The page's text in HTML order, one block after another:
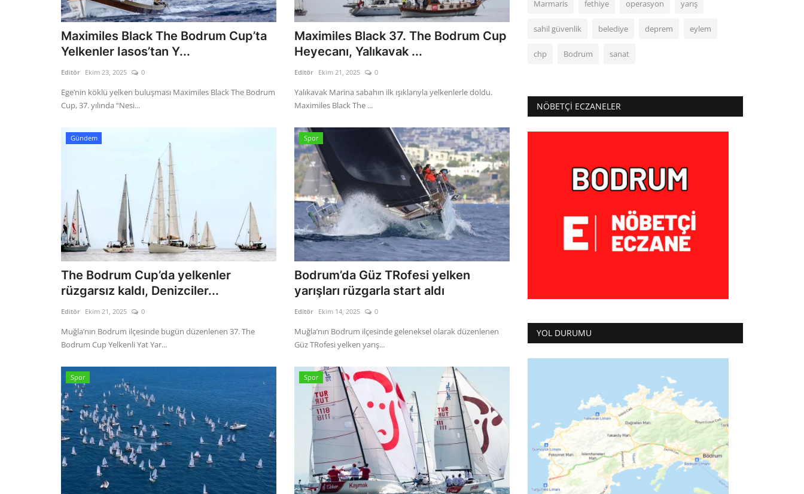
Maximiles Black The Bodrum Cup’ta
Yelkenler Iasos’tan Y...
Editör Ekim 23, 2025 0
Ege’nin köklü yelken buluşması Maximiles Black The Bodrum
Cup, 37. yılında “Nesi...
Maximiles Black 37. The Bodrum Cup
Heyecanı, Yalıkavak ...
Editör Ekim 21, 2025 0
Yalıkavak Marina sabahın ilk ışıklarıyla yelkenlerle doldu.
Maximiles Black The ...
Gündem
The Bodrum Cup’da yelkenler
rüzgarsız kaldı, Denizciler...
Editör Ekim 21, 2025 0
Muğla’nın Bodrum ilçesinde bugün düzenlenen 37. The
Bodrum Cup Yelkenli Yat Yar...
Spor
Bodrum’da Güz TRofesi yelken
yarışları rüzgarla start aldı
Editör Ekim 14, 2025 0
Muğla’nın Bodrum ilçesinde geleneksel olarak düzenlenen
Güz TRofesi yelken yarış...
Spor Spor
Marmaris fethiye operasyon yarış
sahil güvenlik belediye deprem eylem
chp Bodrum sanat
NÖBETÇI ECZANELER
YOL DURUMU